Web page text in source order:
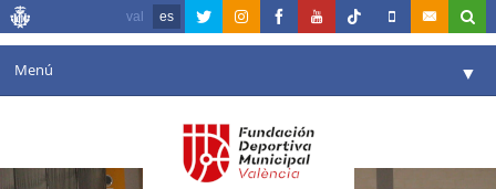
val es
Menú ▼
Agenda